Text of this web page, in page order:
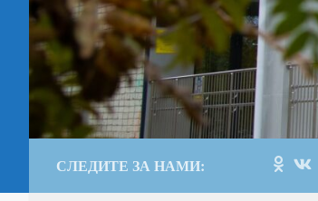
СЛЕДИТЕ ЗА НАМИ: